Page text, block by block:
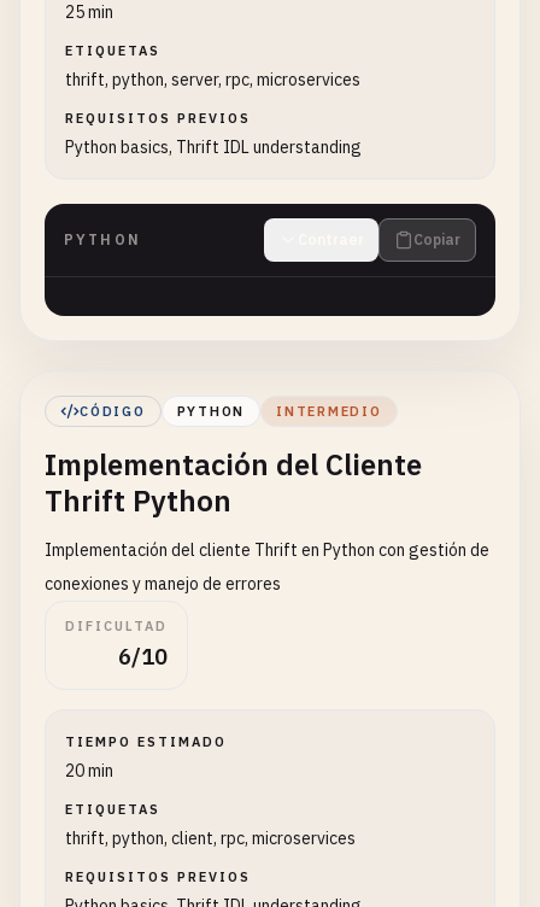
25 min
ETIQUETAS
thrift, python, server, rpc, microservices
REQUISITOS PREVIOS
Python basics, Thrift IDL understanding
PYTHON Copiar
CÓDIGO PYTHON INTERMEDIO
Implementación del Cliente
Thrift Python
Implementación del cliente Thrift en Python con gestión de
conexiones y manejo de errores
DIFICULTAD
6/10
TIEMPO ESTIMADO
20 min
ETIQUETAS
thrift, python, client, rpc, microservices
REQUISITOS PREVIOS